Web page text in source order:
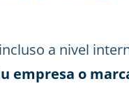
a nivel
empresa o